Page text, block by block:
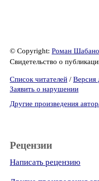
© Copyright: Роман
Свидетельство о
Список читателей / Версия
Заявить о нарушении
Другие произведения
Рецензии
Написать рецензию